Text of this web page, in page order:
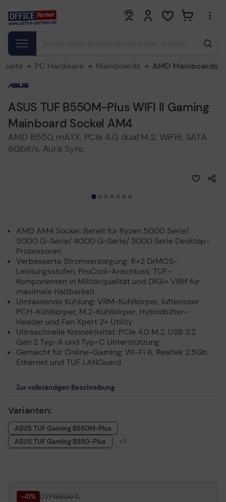
0 0
PC Hardware Mainboards AMD Mainboards
ASUS TUF B550M-Plus WIFI II Gaming
Mainboard Sockel AM4
AMD B550, mATX, PCIe 4.0, dual M.2, WiFi6, SATA
6Gbit/s, Aura Sync
AMD AM4 Sockel: Bereit für Ryzen 5000 Serie/
5000 G-Serie/ 4000 G-Serie/ 3000 Serie Desktop-
Prozessoren
Verbesserte Stromversorgung: 8+2 DrMOS-
Leistungsstufen, ProCool-Anschluss, TUF-
Komponenten in Militärqualität und DIGI+ VRM für
maximale Haltbarkeit
Umfassende Kühlung: VRM-Kühlkörper, lüfterloser
PCH-Kühlkörper, M.2-Kühlkörper, Hybridlüfter-
Header und Fan Xpert 2+ Utility
Ultraschnelle Konnektivität: PCIe 4.0 M.2, USB 3.2
Gen 2 Typ-A und Typ-C Unterstützung
Gemacht für Online-Gaming: Wi-Fi 6, Realtek 2.5Gb
Ethernet und TUF LANGuard
Zur vollständigen Beschreibung
Varianten:
ASUS TUF Gaming B550M-Plus
ASUS TUF Gaming B550-Plus
+3
-41% UVP199,00 €